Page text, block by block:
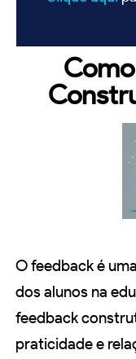
O feedback é
dos alunos na
feedback
praticidade e